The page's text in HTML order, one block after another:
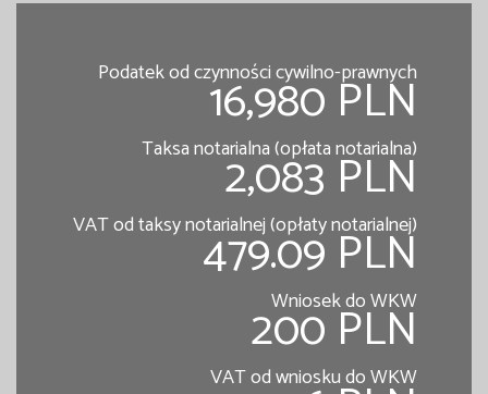
Podatek od czynności cywilno-prawnych
16,980 PLN
Taksa notarialna (opłata notarialna)
2,083 PLN
VAT od taksy notarialnej (opłaty notarialnej)
479.09 PLN
Wniosek do WKW
200 PLN
VAT od wniosku do WKW